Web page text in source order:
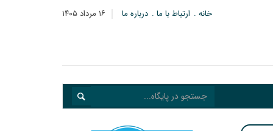
۱۶ مرداد ۱۴۰۵ خانه ارتباط با ما درباره ما